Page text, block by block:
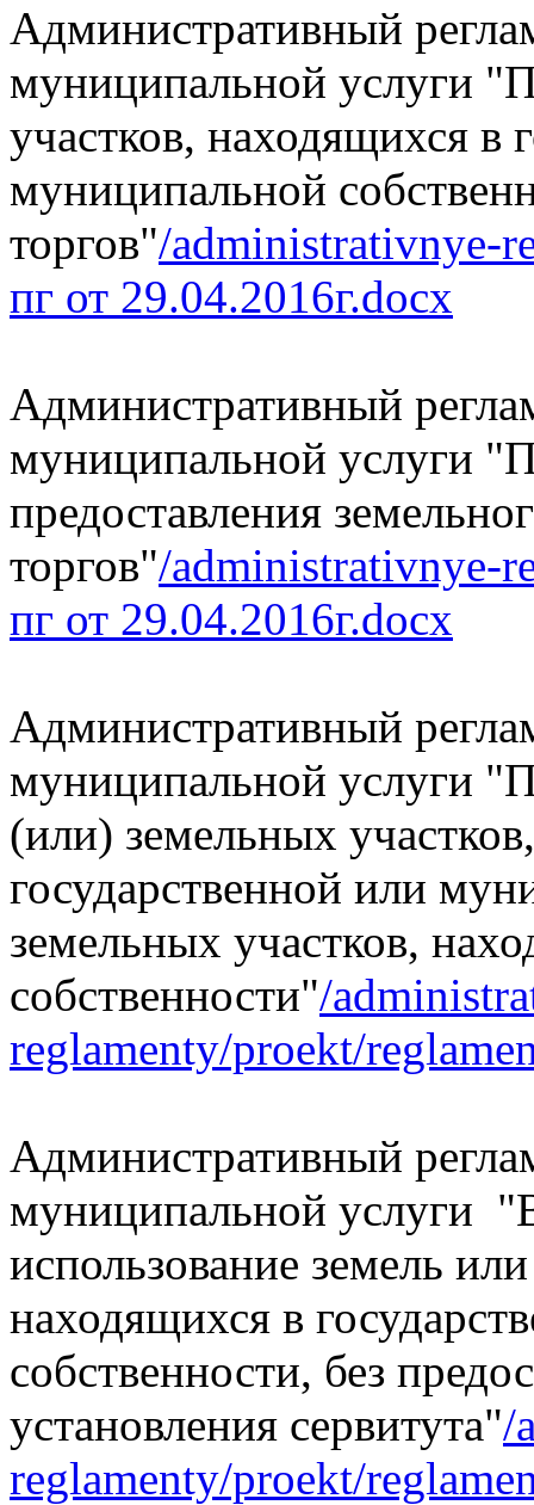
Административный
муниципальной услуги
участков, находящихся в
муниципальной
торгов"/administrativnye-
пг от 29.04.2016г.docx
Административный
муниципальной услуги
предоставления
торгов"/administrativnye-
пг от 29.04.2016г.docx
Административный
муниципальной услуги
(или) земельных
государственной или
земельных участков,
собственности"/
reglamenty/proekt/
Административный
муниципальной услуги
использование земель
находящихся в
собственности, без
установления сервитута"/
reglamenty/proekt/